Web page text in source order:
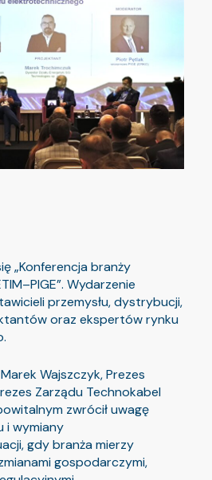
„Konferencja branży
Wydarzenie
przemysłu, dystrybucji,
oraz ekspertów rynku
Wajszczyk, Prezes
Zarządu Technokabel
zwrócił uwagę
i wymiany
gdy branża mierzy
gospodarczymi,